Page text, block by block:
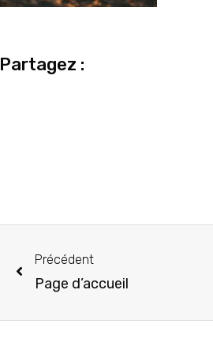
Partagez :
Précédent
Page d’accueil